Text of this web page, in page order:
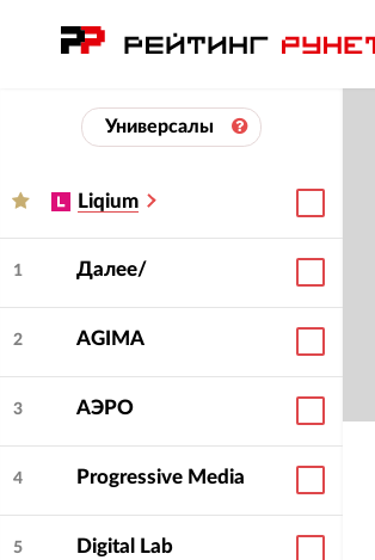
Универсалы
Liqium
1 Далее/
2 AGIMA
3 АЭРО
4 Progressive Media
5 Digital Lab